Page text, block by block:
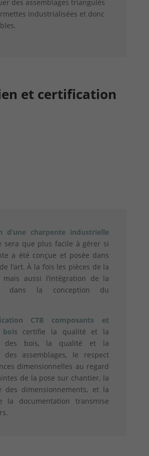
des assemblages triangulés
industrialisées et donc
et certification
d’une charpente industrielle
sera que plus facile à gérer si
a été conçue et posée dans
l’art. À la fois les pièces de la
mais aussi l’intégration de la
dans la conception du
CTB composants et
bois certifie la qualité et la
des bois, la qualité et la
des assemblages, le respect
dimensionnelles au regard
de la pose sur chantier, la
des dimensionnements, et la
la documentation transmise
.